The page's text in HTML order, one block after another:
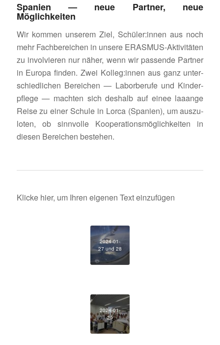
Spanien — neue Partner, neue
Möglichkeiten
Wir kommen unserem Ziel, Schüler:innen aus noch
mehr Fach­be­rei­chen in unsere ERASMUS-Akti­vi­täten
zu invol­vieren nur näher, wenn wir passende Partner
in Europa finden. Zwei Kolleg:innen aus ganz unter­
schied­li­chen Berei­chen — Labor­be­rufe und Kinder­
pflege — machten sich deshalb auf einee laaange
Reise zu einer Schule in Lorca (Spanien), um auszu­
loten, ob sinn­volle Koope­ra­ti­ons­mög­lich­keiten in
diesen Berei­chen bestehen.
Klicke hier, um Ihren eigenen Text einzufügen
2024-01-
27 und 28
2024-01-
29